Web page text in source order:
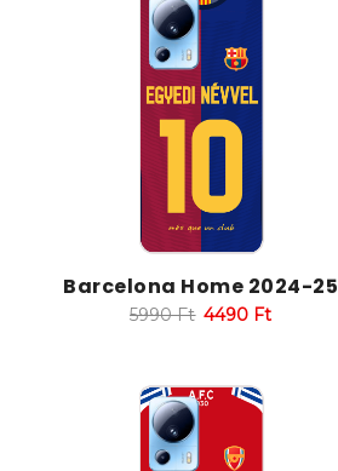
Barcelona Home 2024-25
5990Ft 4490 Ft